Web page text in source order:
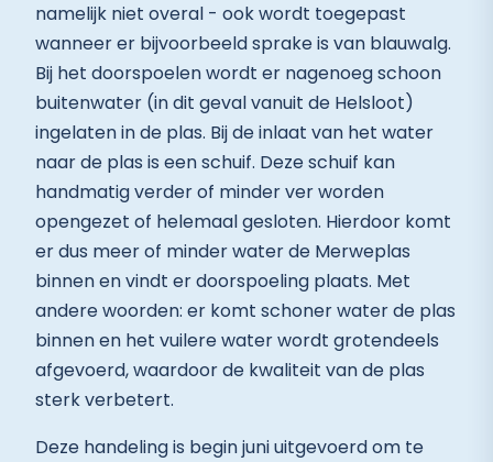
namelijk niet overal - ook wordt toegepast
wanneer er bijvoorbeeld sprake is van blauwalg.
Bij het doorspoelen wordt er nagenoeg schoon
buitenwater (in dit geval vanuit de Helsloot)
ingelaten in de plas. Bij de inlaat van het water
naar de plas is een schuif. Deze schuif kan
handmatig verder of minder ver worden
opengezet of helemaal gesloten. Hierdoor komt
er dus meer of minder water de Merweplas
binnen en vindt er doorspoeling plaats. Met
andere woorden: er komt schoner water de plas
binnen en het vuilere water wordt grotendeels
afgevoerd, waardoor de kwaliteit van de plas
sterk verbetert.
Deze handeling is begin juni uitgevoerd om te